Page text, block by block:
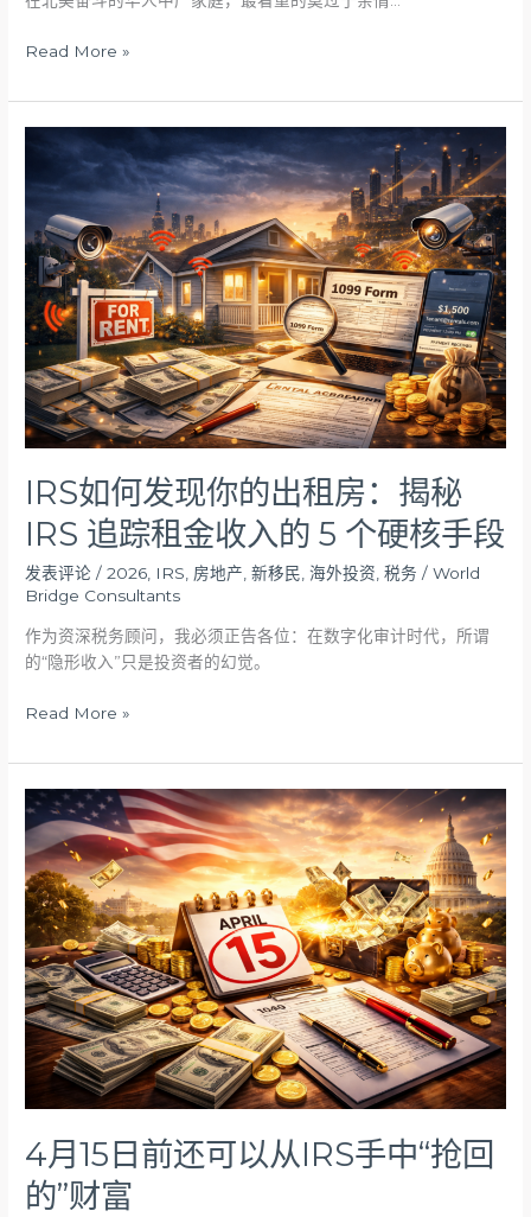
Read More »
IRS如何发现你的出租房：揭秘
IRS 追踪租金收入的 5 个硬核手段
发表评论 /2026 IRS 房地产 ,新移民 ,海外投资 ,税务 /World
Bridge Consultants
作为资深税务顾问，我必须正告各位：在数字化审计时代，所谓
的“隐形收入”只是投资者的幻觉。
现
你
的
出
租
房：
揭
秘
IRS
追
踪
租
收
的
5
硬
手
段
Read More »
4月15日前还可以从IRS手中“抢回
的”财富
月
15
日
前
还
可
以
从
IRS
手
“抢
回
的”
财